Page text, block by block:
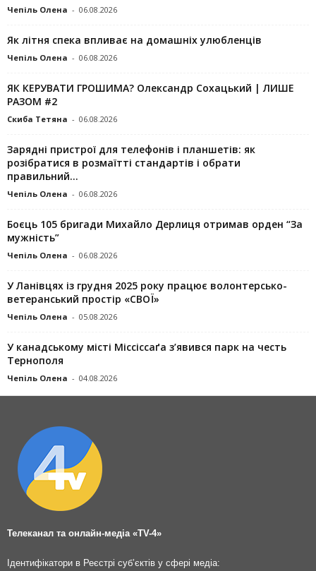
Чепіль Олена - 06.08.2026
Як літня спека впливає на домашніх улюбленців
Чепіль Олена - 06.08.2026
ЯК КЕРУВАТИ ГРОШИМА? Олександр Сохацький | ЛИШЕ
РАЗОМ #2
Скиба Тетяна - 06.08.2026
Зарядні пристрої для телефонів і планшетів: як
розібратися в розмаїтті стандартів і обрати
правильний...
Чепіль Олена - 06.08.2026
Боєць 105 бригади Михайло Дерлиця отримав орден “За
мужність”
Чепіль Олена - 06.08.2026
У Ланівцях із грудня 2025 року працює волонтерсько-
ветеранський простір «СВОЇ»
Чепіль Олена - 05.08.2026
У канадському місті Міссіссаґа з’явився парк на честь
Тернополя
Чепіль Олена - 04.08.2026
Телеканал та онлайн-медіа «TV-4»
Ідентифікатори в Реєстрі суб’єктів у сфері медіа: